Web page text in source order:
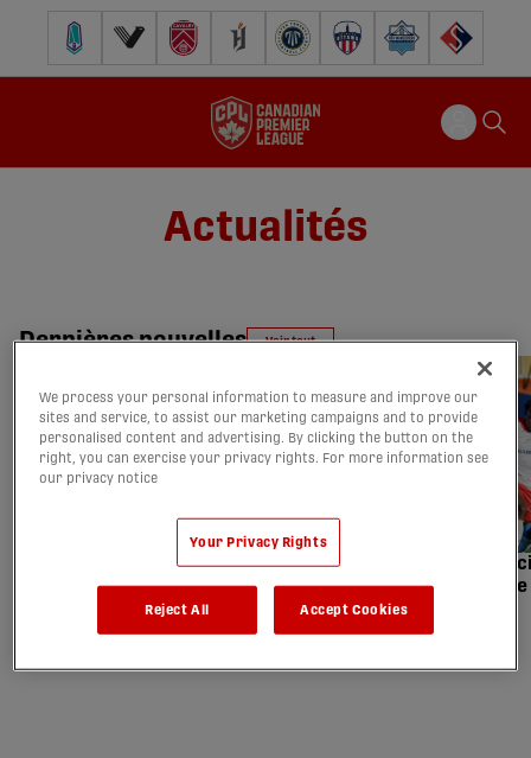
Pacific FC Vancouver FCCavalry FC Forge FC Inter Toronto FCAtlético OttawaHalifax Wanderers
FC Supra
Actualités
Dernières nouvelles Voir tout
Le Supra tisse ses liens dans le foot
québécois
Réduit à 9, le
de match contre
saillants
We process your personal information to measure and improve our
sites and service, to assist our marketing campaigns and to provide
personalised content and advertising. By clicking the button on the
right, you can exercise your privacy rights. For more information see
our privacy notice
Your Privacy Rights
Reject All Accept Cookies